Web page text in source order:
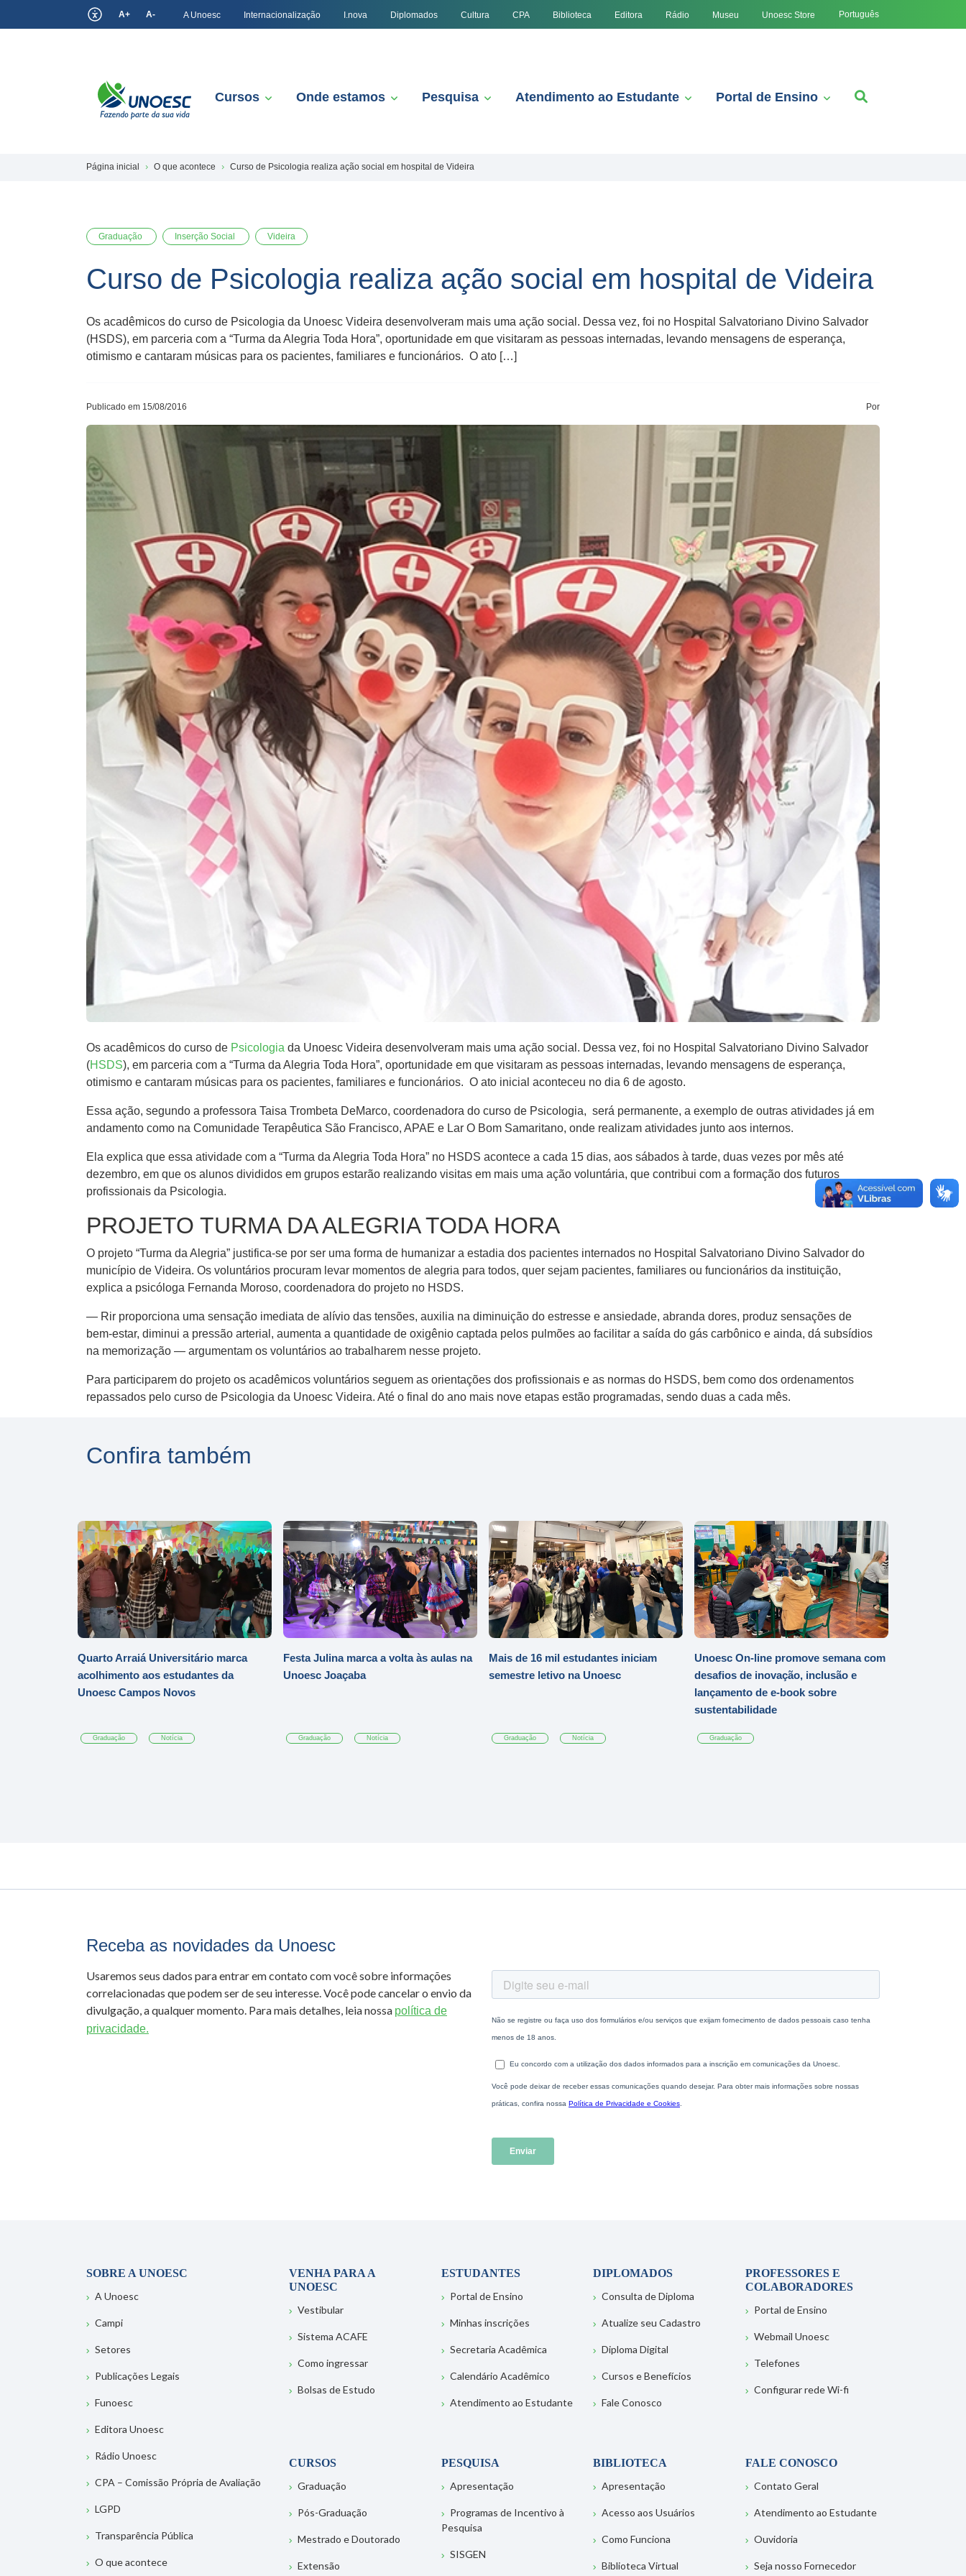
A+ A- A Unoesc Internacionalização I.nova Diplomados Cultura CPA Biblioteca Editora Rádio Museu Unoesc Store Português
Cursos Onde estamos Pesquisa Atendimento ao Estudante Portal de Ensino
Página inicial O que acontece Curso de Psicologia realiza ação social em hospital de Videira
Graduação Inserção Social Videira
Curso de Psicologia realiza ação social em hospital de Videira
Os acadêmicos do curso de Psicologia da Unoesc Videira desenvolveram​ mais uma ação social​. Dessa vez, foi no Hospital Salvatoriano Divino Salvador
(HSDS), em ​parceria com a “Turma da Alegria​ Toda Hora”, oportunidade em que visitaram ​as ​pessoas ​internadas, levando mensagens de esperança,
otimismo e cantaram músicas para os pacientes, familiares e funcionários. O ato […]
Publicado em 15/08/2016 Por
Os acadêmicos do curso de Psicologia da Unoesc Videira desenvolveram​ mais uma ação social​. Dessa vez, foi no Hospital Salvatoriano Divino Salvador
(HSDS), em ​parceria com a “Turma da Alegria​ Toda Hora”, oportunidade em que visitaram ​as ​pessoas ​internadas, levando mensagens de esperança,
otimismo e cantaram músicas para os pacientes, familiares e funcionários. O ato inicial aconteceu no​ dia 6 de agosto.
Essa ação, segundo a professora Taisa Trombeta DeMarco, coordenadora do curso de Psicologia, ​ será permanente, a exemplo de outras atividades já em
andamento como na Comunidade Terapêutica São Francisco, APAE e Lar ​O​ Bom Samaritano, onde realizam atividades junto aos internos.
Ela explica que essa atividade com a “Turma da Alegria Toda Hora” no HSDS acontece ​a​ cada 15 dias, aos sábados à tarde, duas vezes por mês até
dezembro, e​m que​ os alunos divididos em grupos estarão realizando visitas em mais uma ação ​voluntária, ​que contribui com a formação dos futuros
profissionais da Psicologia.
PROJETO TURMA DA ALEGRIA TODA HORA
O projeto “Turma da Alegria” justifica-se por ser uma forma de humanizar a estadia dos pacientes internados no Hospital Salvatoriano Divino Salvador do
município de Videira. Os voluntários procuram levar momentos de alegria para todos, quer sejam pacientes, familiares ou funcionários da instituição,
explica a psicóloga Fernanda Moroso, coordenadora do projeto no HSDS.
— Rir proporciona uma sensação imediata de alívio das tensões, auxilia na diminuição do estresse e ansiedade, abranda dores, produz sensações de
bem-estar, diminui a pressão arterial, aumenta a quantidade de oxigênio captada pelos pulmões ao facilitar a saída do gás carbônico e ainda, dá subsídios
na memorização — argumentam os voluntários ao trabalharem nesse projeto.
Para participarem do projeto os acadêmicos voluntários seguem as orientações dos profissionais e as normas do HSDS, bem como dos ordenamentos
repassados pelo curso de Psicologia da Unoesc Videira. Até o final do ano mais nove etapas estão programadas, sendo duas a cada mês.
Confira também
Quarto Arraiá Universitário marca
acolhimento aos estudantes da
Unoesc Campos Novos
Graduação Notícia
Festa Julina marca a volta às aulas na
Unoesc Joaçaba
Graduação Notícia
Mais de 16 mil estudantes iniciam
semestre letivo na Unoesc
Graduação Notícia
Unoesc On-line promove semana com
desafios de inovação, inclusão e
lançamento de e-book sobre
sustentabilidade
Graduação
Receba as novidades da Unoesc
Usaremos seus dados para entrar em contato com você sobre informações
correlacionadas que podem ser de seu interesse. Você pode cancelar o envio da
divulgação, a qualquer momento. Para mais detalhes, leia nossa política de
privacidade.
SOBRE A UNOESC
A Unoesc
Campi
Setores
Publicações Legais
Funoesc
Editora Unoesc
Rádio Unoesc
CPA – Comissão Própria de Avaliação
LGPD
Transparência Pública
O que acontece
VENHA PARA A
UNOESC
Vestibular
Sistema ACAFE
Como ingressar
Bolsas de Estudo
ESTUDANTES
Portal de Ensino
Minhas inscrições
Secretaria Acadêmica
Calendário Acadêmico
Atendimento ao Estudante
DIPLOMADOS
Consulta de Diploma
Atualize seu Cadastro
Diploma Digital
Cursos e Benefícios
Fale Conosco
PROFESSORES E
COLABORADORES
Portal de Ensino
Webmail Unoesc
Telefones
Configurar rede Wi-fi
CURSOS
Graduação
Pós-Graduação
Mestrado e Doutorado
Extensão
PESQUISA
Apresentação
Programas de Incentivo à
Pesquisa
SISGEN
BIBLIOTECA
Apresentação
Acesso aos Usuários
Como Funciona
Biblioteca Virtual
FALE CONOSCO
Contato Geral
Atendimento ao Estudante
Ouvidoria
Seja nosso Fornecedor